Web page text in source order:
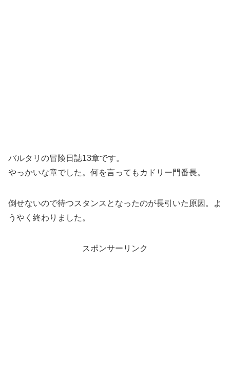
バルタリの冒険日誌13章です。
やっかいな章でした。何を言ってもカドリー門番長。
倒せないので待つスタンスとなったのが長引いた原因。よ
うやく終わりました。
スポンサーリンク